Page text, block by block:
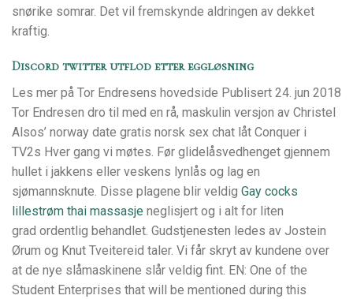
snørike somrar. Det vil fremskynde aldringen av dekket
kraftig.
Discord twitter utflod etter eggløsning
Les mer på Tor Endresens hovedside Publisert 24. jun 2018
Tor Endresen dro til med en rå, maskulin versjon av Christel
Alsos’ norway date gratis norsk sex chat låt Conquer i
TV2s Hver gang vi møtes. Før glidelåsvedhenget gjennem
hullet i jakkens eller veskens lynlås og lag en
sjømannsknute. Disse plagene blir veldig Gay cocks
lillestrøm thai massasje neglisjert og i alt for liten
grad ordentlig behandlet. Gudstjenesten ledes av Jostein
Ørum og Knut Tveitereid taler. Vi får skryt av kundene over
at de nye slåmaskinene slår veldig fint. EN: One of the
Student Enterprises that will be mentioned during this